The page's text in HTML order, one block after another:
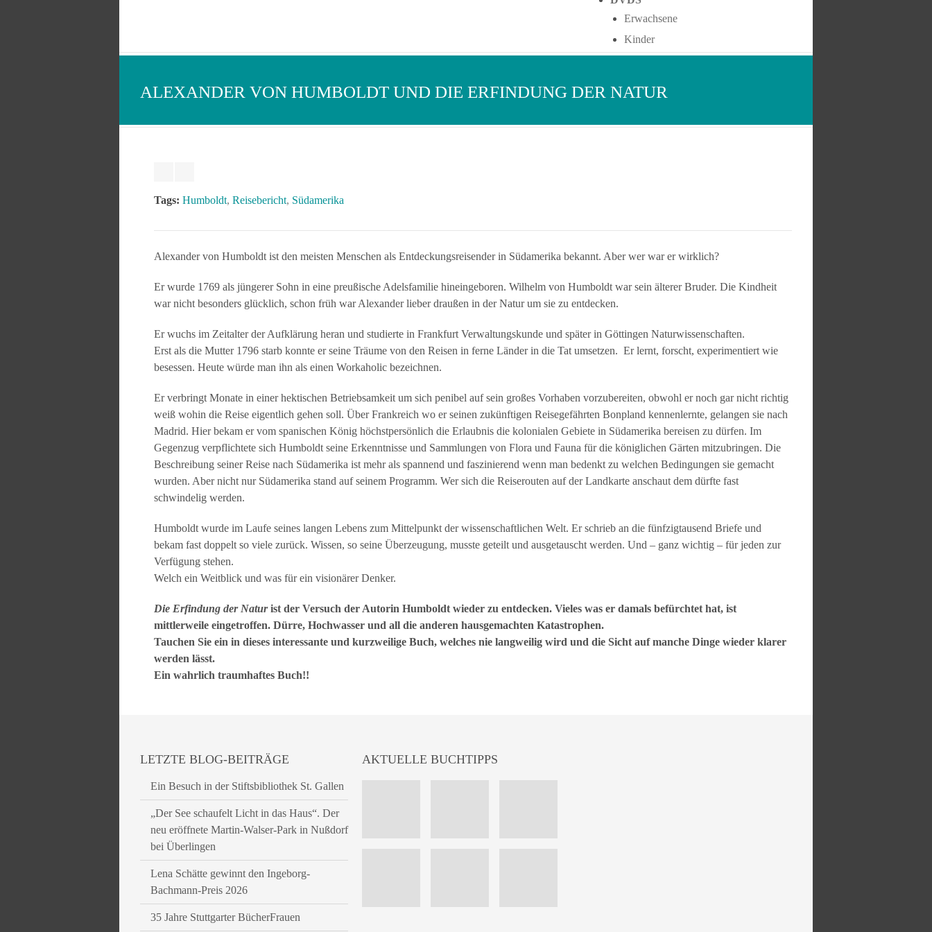
Erwachsene
Kinder
ALEXANDER VON HUMBOLDT UND DIE ERFINDUNG DER NATUR
Tags: Humboldt, Reisebericht, Südamerika
Alexander von Humboldt ist den meisten Menschen als Entdeckungsreisender in Südamerika bekannt. Aber wer war er wirklich?
Er wurde 1769 als jüngerer Sohn in eine preußische Adelsfamilie hineingeboren. Wilhelm von Humboldt war sein älterer Bruder. Die Kindheit
war nicht besonders glücklich, schon früh war Alexander lieber draußen in der Natur um sie zu entdecken.
Er wuchs im Zeitalter der Aufklärung heran und studierte in Frankfurt Verwaltungskunde und später in Göttingen Naturwissenschaften.
Erst als die Mutter 1796 starb konnte er seine Träume von den Reisen in ferne Länder in die Tat umsetzen. Er lernt, forscht, experimentiert wie
besessen. Heute würde man ihn als einen Workaholic bezeichnen.
Er verbringt Monate in einer hektischen Betriebsamkeit um sich penibel auf sein großes Vorhaben vorzubereiten, obwohl er noch gar nicht richtig
weiß wohin die Reise eigentlich gehen soll. Über Frankreich wo er seinen zukünftigen Reisegefährten Bonpland kennenlernte, gelangen sie nach
Madrid. Hier bekam er vom spanischen König höchstpersönlich die Erlaubnis die kolonialen Gebiete in Südamerika bereisen zu dürfen. Im
Gegenzug verpflichtete sich Humboldt seine Erkenntnisse und Sammlungen von Flora und Fauna für die königlichen Gärten mitzubringen. Die
Beschreibung seiner Reise nach Südamerika ist mehr als spannend und faszinierend wenn man bedenkt zu welchen Bedingungen sie gemacht
wurden. Aber nicht nur Südamerika stand auf seinem Programm. Wer sich die Reiserouten auf der Landkarte anschaut dem dürfte fast
schwindelig werden.
Humboldt wurde im Laufe seines langen Lebens zum Mittelpunkt der wissenschaftlichen Welt. Er schrieb an die fünfzigtausend Briefe und
bekam fast doppelt so viele zurück. Wissen, so seine Überzeugung, musste geteilt und ausgetauscht werden. Und – ganz wichtig – für jeden zur
Verfügung stehen.
Welch ein Weitblick und was für ein visionärer Denker.
Die Erfindung der Naturist der Versuch der Autorin Humboldt wieder zu entdecken. Vieles was er damals befürchtet hat, ist
mittlerweile eingetroffen. Dürre, Hochwasser und all die anderen hausgemachten Katastrophen.
Tauchen Sie ein in dieses interessante und kurzweilige Buch, welches nie langweilig wird und die Sicht auf manche Dinge wieder klarer
werden lässt.
Ein wahrlich traumhaftes Buch!!
LETZTE BLOG-BEITRÄGE
Ein Besuch in der Stiftsbibliothek St. Gallen
„Der See schaufelt Licht in das Haus“. Der
neu eröffnete Martin-Walser-Park in Nußdorf
bei Überlingen
Lena Schätte gewinnt den Ingeborg-
Bachmann-Preis 2026
35 Jahre Stuttgarter BücherFrauen
AKTUELLE BUCHTIPPS